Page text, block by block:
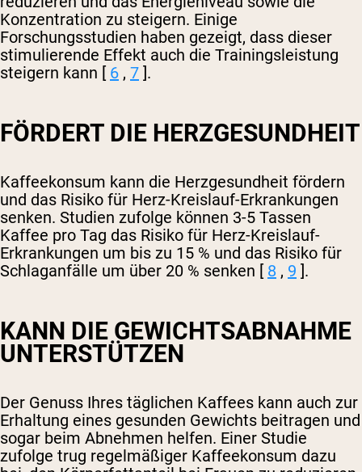
Konzentration zu steigern. Einige
Forschungsstudien haben gezeigt, dass dieser
stimulierende Effekt auch die Trainingsleistung
steigern kann [ 6 , 7 ].
FÖRDERT DIE HERZGESUNDHEIT
Kaffeekonsum kann die Herzgesundheit fördern
und das Risiko für Herz-Kreislauf-Erkrankungen
senken. Studien zufolge können 3-5 Tassen
Kaffee pro Tag das Risiko für Herz-Kreislauf-
Erkrankungen um bis zu 15 % und das Risiko für
Schlaganfälle um über 20 % senken [ 8 , 9 ].
KANN DIE GEWICHTSABNAHME
UNTERSTÜTZEN
Der Genuss Ihres täglichen Kaffees kann auch zur
Erhaltung eines gesunden Gewichts beitragen und
sogar beim Abnehmen helfen. Einer Studie
zufolge trug regelmäßiger Kaffeekonsum dazu